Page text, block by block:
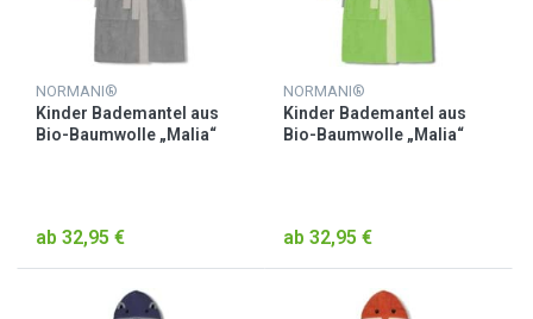
NORMANI®
Kinder Bademantel aus
Bio-Baumwolle „Malia“
ab 32,95 €
NORMANI®
Kinder Bademantel aus
Bio-Baumwolle „Malia“
ab 32,95 €